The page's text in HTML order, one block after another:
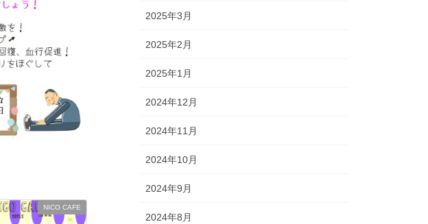
NICO CAFE
2025年3月
2025年2月
2025年1月
2024年12月
2024年11月
2024年10月
2024年9月
2024年8月